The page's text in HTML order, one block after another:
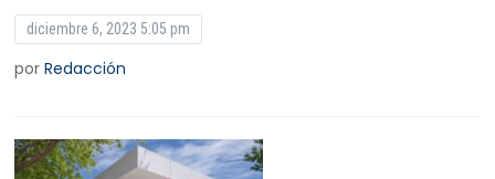
diciembre 6, 2023 5:05 pm
porRedacción